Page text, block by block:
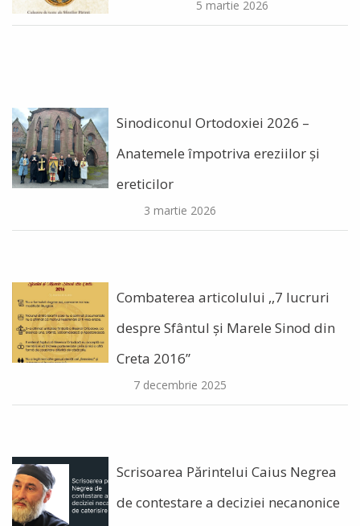
5 martie 2026
Sinodiconul Ortodoxiei 2026 –
Anatemele împotriva ereziilor şi
ereticilor
3 martie 2026
Combaterea articolului ,,7 lucruri
despre Sfântul și Marele Sinod din
Creta 2016”
7 decembrie 2025
Scrisoarea Părintelui Caius Negrea
de contestare a deciziei necanonice